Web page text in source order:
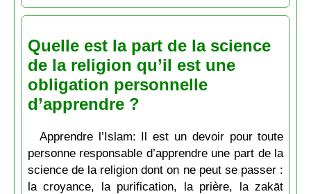
Quelle est la part de la science
de la religion qu’il est une
obligation personnelle
d’apprendre ?
Apprendre l’Islam: Il est un devoir pour toute
personne responsable d’apprendre une part de la
science de la religion dont on ne peut se passer :
la croyance, la purification, la prière, la zakāt